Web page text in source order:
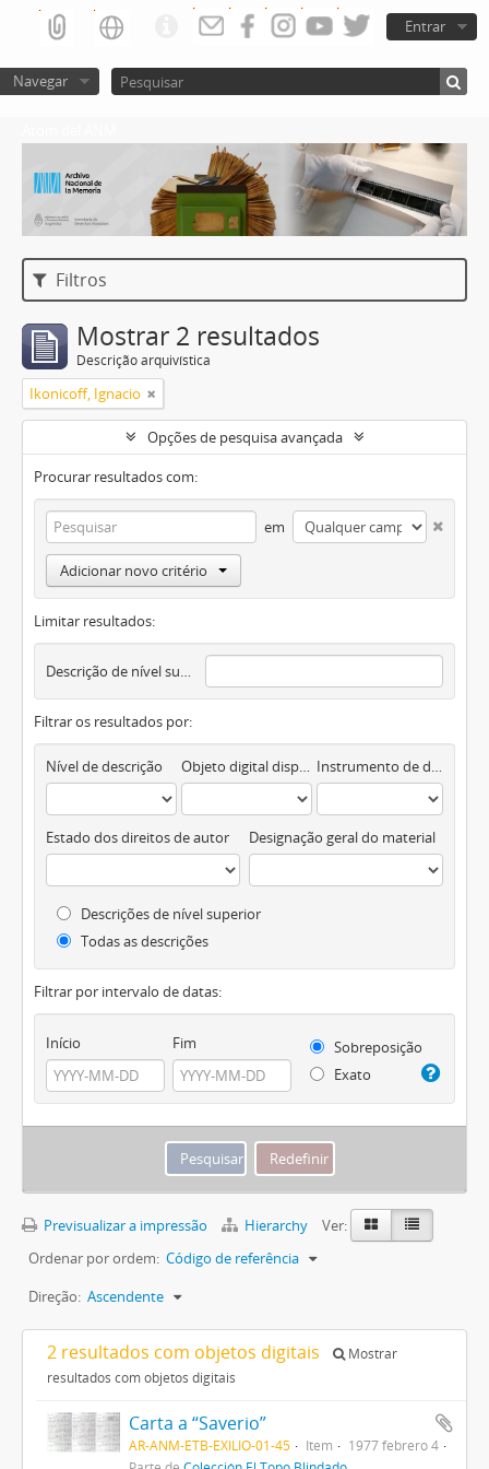
Entrar
Navegar
Filtros
Mostrar 2 resultados
Descrição arquivística
Ikonicoff, Ignacio
Opções de pesquisa avançada
Procurar resultados com:
em
Adicionar novo critério
Limitar resultados:
Descrição de nível superior
Filtrar os resultados por:
Nível de descrição Objeto digital disponível Instrumento de descrição documental
Estado dos direitos de autor Designação geral do material
Descrições de nível superior
Todas as descrições
Filtrar por intervalo de datas:
Início Fim
Sobreposição
Exato
Previsualizar a impressão Hierarchy
Ver:
Ordenar por ordem: Código de referência
Direção: Ascendente
2 resultados com objetos digitais
Mostrar
resultados com objetos digitais
Carta a “Saverio”
AR-ANM-ETB-EXILIO-01-45 Item
1977 febrero 4